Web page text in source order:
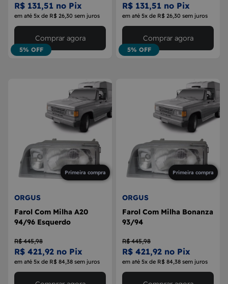
R$ 131,51 no Pix
em até 5x de R$ 26,30 sem juros
5% OFF
Comprar agora
R$ 131,51 no Pix
em até 5x de R$ 26,30 sem juros
5% OFF
Comprar agora
Primeira compra
ORGUS
Farol Com Milha A20
94/96 Esquerdo
R$ 445,98
R$ 421,92 no Pix
em até 5x de R$ 84,38 sem juros
Primeira compra
ORGUS
Farol Com Milha Bonanza
93/94
R$ 445,98
R$ 421,92 no Pix
em até 5x de R$ 84,38 sem juros